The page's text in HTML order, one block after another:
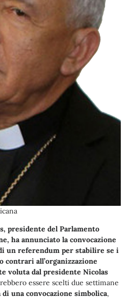
presidente del Parlamento
ha annunciato la convocazione
un referendum per stabilire se i
all’organizzazione
voluta dal presidente Nicolas
essere scelti due settimane
una convocazione simbolica,